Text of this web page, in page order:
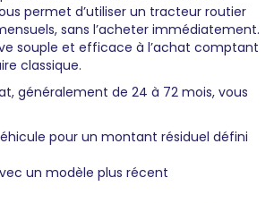
permet d’utiliser un tracteur routier
sans l’acheter immédiatement.
souple et efficace à l’achat comptant
classique.
généralement de 24 à 72 mois, vous
pour un montant résiduel défini
un modèle plus récent